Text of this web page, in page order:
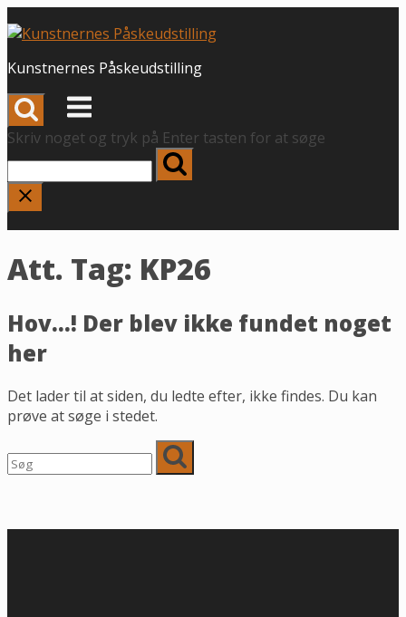
til
Kunstnernes Påskeudstilling
Menu
Skriv noget og tryk på Enter tasten for at søge
Att. Tag: KP26
Hov...! Der blev ikke fundet noget
her
Det lader til at siden, du ledte efter, ikke findes. Du kan
prøve at søge i stedet.